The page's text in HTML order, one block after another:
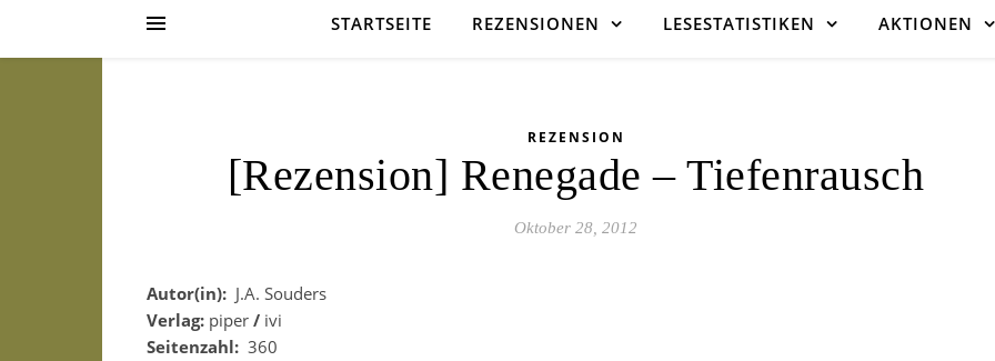
STARTSEITE REZENSIONEN LESESTATISTIKEN AKTIONEN
REZENSION
[Rezension] Renegade – Tiefenrausch
Oktober 28, 2012
Autor(in): J.A. Souders
Verlag: piper / ivi
Seitenzahl: 360